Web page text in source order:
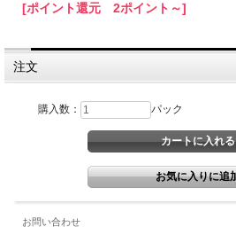
[ポイント還元 2ポイント～]
注文
購入数： パック
お問い合わせ